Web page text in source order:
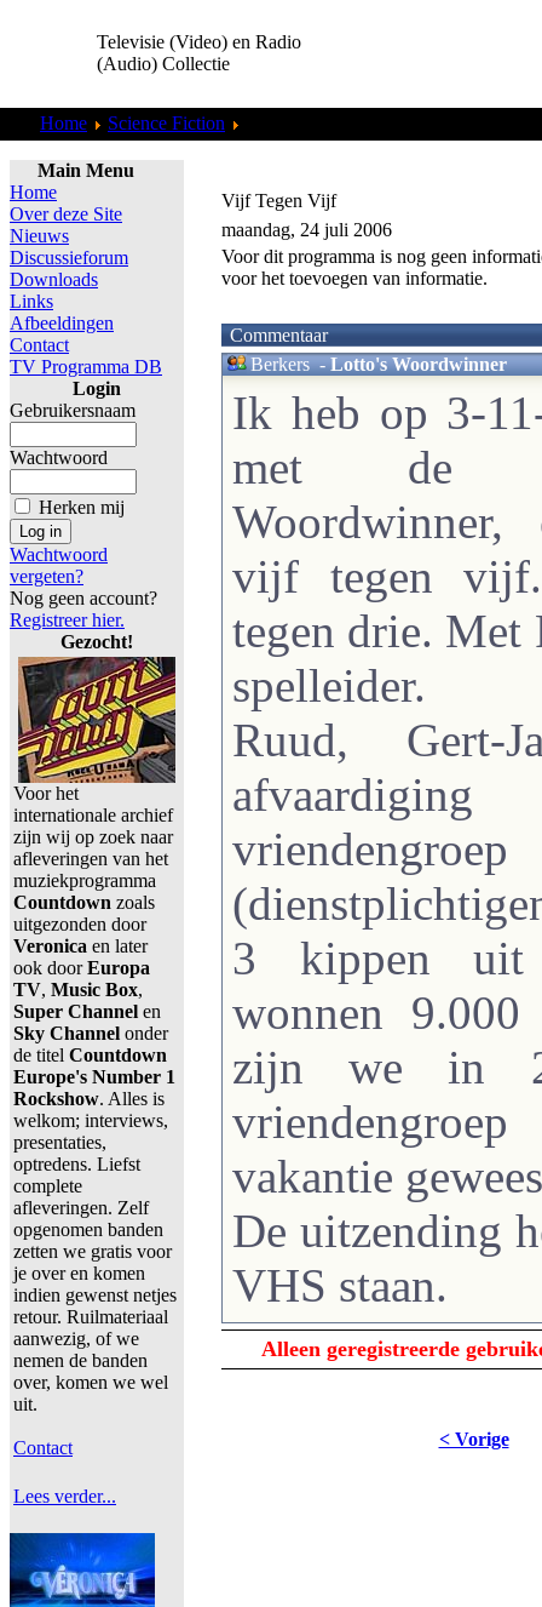
Televisie (Video) en Radio
(Audio) Collectie
Home Science Fiction
Main Menu
Home
Over deze Site
Nieuws
Discussieforum
Downloads
Links
Afbeeldingen
Contact
TV Programma DB
Login
Gebruikersnaam
Wachtwoord
Herken mij
Wachtwoord
vergeten?
Nog geen account?
Registreer hier.
Gezocht!
Voor het
internationale archief
zijn wij op zoek naar
afleveringen van het
muziekprogramma
Countdown zoals
uitgezonden door
Veronica en later
ook doorEuropa
TV, Music Box,
Super Channel en
Sky Channel onder
de titel Countdown
Europe's Number 1
Rockshow. Alles is
welkom; interviews,
presentaties,
optredens. Liefst
complete
afleveringen. Zelf
opgenomen banden
zetten we gratis voor
je over en komen
indien gewenst netjes
retour. Ruilmateriaal
aanwezig, of we
nemen de banden
over, komen we wel
uit.
Contact
Lees verder...
Vijf Tegen Vijf
maandag, 24 juli 2006
Voor dit programma is nog geen
voor het toevoegen van informatie.
Commentaar
Berkers-Lotto's Woordwinner
Ik heb op 3-
met de
vijf tegen
tegen drie. Met
spelleider.
Ruud,
3 kippen uit
wonnen 9.000
zijn we in
vakantie
De uitzending
VHS staan.
Alleen geregistreerde
< Vorige